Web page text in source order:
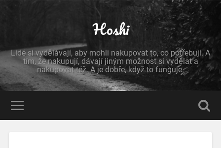
Hoshi
Lidé si vydělávají, aby mohli nakupovat to, co potřebují. A
tím, že nakupují, dávají jiným možnost si vydělat a
nakupovat též. A je dobře, když to funguje.